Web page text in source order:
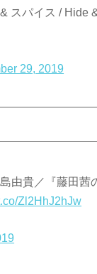
スパイス / Hide
29, 2019
由貴／『藤田
Zl2HhJ2hJw